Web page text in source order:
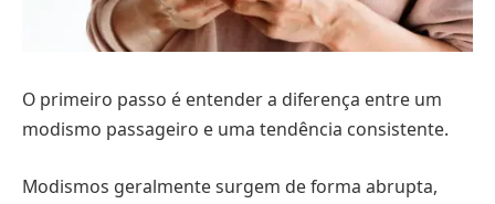
O primeiro passo é entender a diferença entre um
modismo passageiro e uma tendência consistente.
Modismos geralmente surgem de forma abrupta,